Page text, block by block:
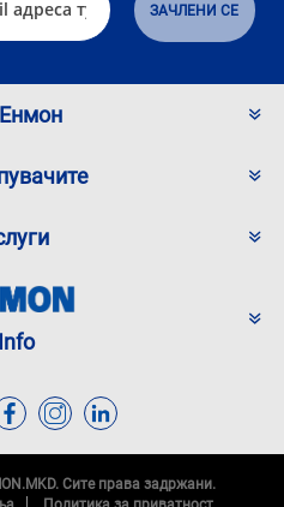
Info
Сите права задржани.